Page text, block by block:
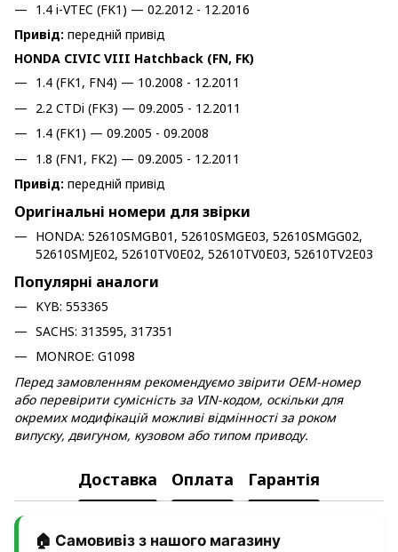
1.4 i-VTEC (FK1) — 02.2012 - 12.2016
Привід: передній привід
HONDA CIVIC VIII Hatchback (FN, FK)
1.4 (FK1, FN4) — 10.2008 - 12.2011
2.2 CTDi (FK3) — 09.2005 - 12.2011
1.4 (FK1) — 09.2005 - 09.2008
1.8 (FN1, FK2) — 09.2005 - 12.2011
Привід: передній привід
Оригінальні номери для звірки
HONDA: 52610SMGB01, 52610SMGE03, 52610SMGG02,
52610SMJE02, 52610TV0E02, 52610TV0E03, 52610TV2E03
Популярні аналоги
KYB: 553365
SACHS: 313595, 317351
MONROE: G1098
Перед замовленням рекомендуємо звірити OEM-номер
або перевірити сумісність за VIN-кодом, оскільки для
окремих модифікацій можливі відмінності за роком
випуску, двигуном, кузовом або типом приводу.
Доставка Оплата Гарантія
🏠 Самовивіз з нашого магазину